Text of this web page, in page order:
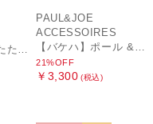
PAUL&JOE
ACCESSOIRES
【バケハ】ポール & ジョー (PAUL & JOE ACCESSOIRES) レースバケハ
21%OFF
￥3,300 (税込)